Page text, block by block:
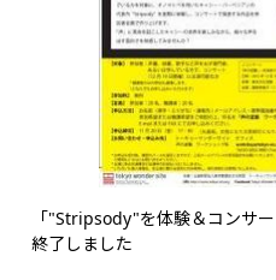
「"Stripsody"を体験＆コンサー
終了しました